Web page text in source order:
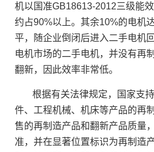
机以国准GB18613-2012三级能
约占90%以上。其余10%的电机
平，随企业倒闭后进入二手电机
电机市场的二手电机，并没有再
翻新，因此效率非常低。
根据有关法律规定，国家支
件、工程机械、机床等产品的再
售的再制造产品和翻新产品质量
准，并在显著位置标识为再制造